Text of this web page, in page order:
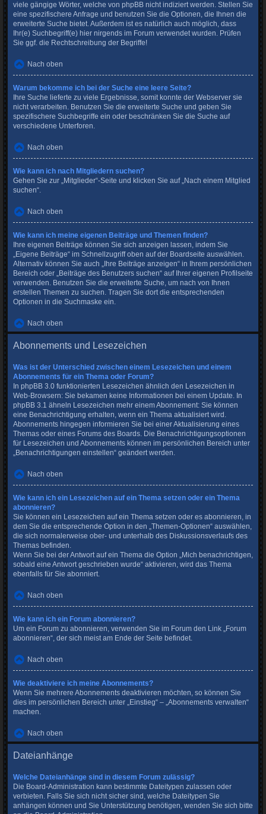
viele gängige Wörter, welche von phpBB nicht indiziert werden. Stellen Sie
eine spezifischere Anfrage und benutzen Sie die Optionen, die Ihnen die
erweiterte Suche bietet. Außerdem ist es natürlich auch möglich, dass
Ihr(e) Suchbegriff(e) hier nirgends im Forum verwendet wurden. Prüfen
Sie ggf. die Rechtschreibung der Begriffe!
Nach oben
Warum bekomme ich bei der Suche eine leere Seite?
Ihre Suche lieferte zu viele Ergebnisse, somit konnte der Webserver sie
nicht verarbeiten. Benutzen Sie die erweiterte Suche und geben Sie
spezifischere Suchbegriffe ein oder beschränken Sie die Suche auf
verschiedene Unterforen.
Nach oben
Wie kann ich nach Mitgliedern suchen?
Gehen Sie zur „Mitglieder“-Seite und klicken Sie auf „Nach einem Mitglied
suchen“.
Nach oben
Wie kann ich meine eigenen Beiträge und Themen finden?
Ihre eigenen Beiträge können Sie sich anzeigen lassen, indem Sie
„Eigene Beiträge“ im Schnellzugriff oben auf der Boardseite auswählen.
Alternativ können Sie auch „Ihre Beiträge anzeigen“ in Ihrem persönlichen
Bereich oder „Beiträge des Benutzers suchen“ auf Ihrer eigenen Profilseite
verwenden. Benutzen Sie die erweiterte Suche, um nach von Ihnen
erstellen Themen zu suchen. Tragen Sie dort die entsprechenden
Optionen in die Suchmaske ein.
Nach oben
Abonnements und Lesezeichen
Was ist der Unterschied zwischen einem Lesezeichen und einem
Abonnements für ein Thema oder Forum?
In phpBB 3.0 funktionierten Lesezeichen ähnlich den Lesezeichen in
Web-Browsern: Sie bekamen keine Informationen bei einem Update. In
phpBB 3.1 ähneln Lesezeichen mehr einem Abonnement: Sie können
eine Benachrichtigung erhalten, wenn ein Thema aktualisiert wird.
Abonnements hingegen informieren Sie bei einer Aktualisierung eines
Themas oder eines Forums des Boards. Die Benachrichtigungsoptionen
für Lesezeichen und Abonnements können im persönlichen Bereich unter
„Benachrichtigungen einstellen“ geändert werden.
Nach oben
Wie kann ich ein Lesezeichen auf ein Thema setzen oder ein Thema
abonnieren?
Sie können ein Lesezeichen auf ein Thema setzen oder es abonnieren, in
dem Sie die entsprechende Option in den „Themen-Optionen“ auswählen,
die sich normalerweise ober- und unterhalb des Diskussionsverlaufs des
Themas befinden.
Wenn Sie bei der Antwort auf ein Thema die Option „Mich benachrichtigen,
sobald eine Antwort geschrieben wurde“ aktivieren, wird das Thema
ebenfalls für Sie abonniert.
Nach oben
Wie kann ich ein Forum abonnieren?
Um ein Forum zu abonnieren, verwenden Sie im Forum den Link „Forum
abonnieren“, der sich meist am Ende der Seite befindet.
Nach oben
Wie deaktiviere ich meine Abonnements?
Wenn Sie mehrere Abonnements deaktivieren möchten, so können Sie
dies im persönlichen Bereich unter „Einstieg“ – „Abonnements verwalten“
machen.
Nach oben
Dateianhänge
Welche Dateianhänge sind in diesem Forum zulässig?
Die Board-Administration kann bestimmte Dateitypen zulassen oder
verbieten. Falls Sie sich nicht sicher sind, welche Dateitypen Sie
anhängen können und Sie Unterstützung benötigen, wenden Sie sich bitte